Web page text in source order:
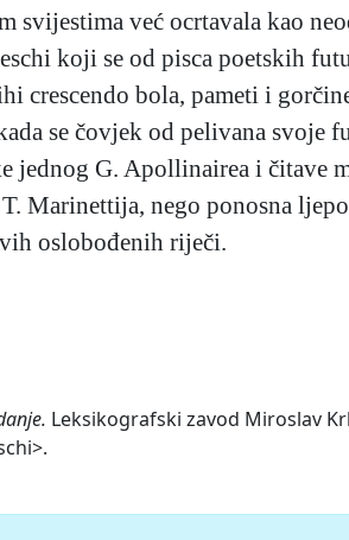
svijestima već ocrtavala kao
koji se od pisca poetskih
crescendo bola, pameti i
se čovjek od pelivana svoje
jednog G. Apollinairea i čitave
Marinettija, nego ponosna
oslobođenih riječi.
Leksikografski zavod Miroslav